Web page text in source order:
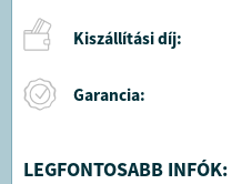
Kiszállítási díj:
Garancia:
LEGFONTOSABB INFÓK: